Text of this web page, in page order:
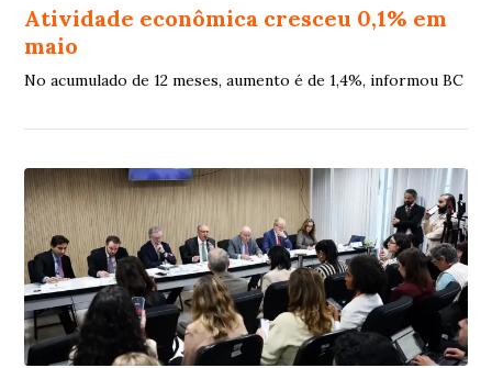
Atividade econômica cresceu 0,1% em
maio
No acumulado de 12 meses, aumento é de 1,4%, informou BC